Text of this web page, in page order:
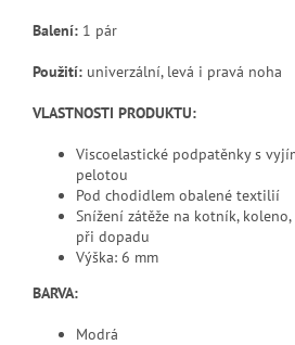
Balení: 1 pár
Použití: univerzální, levá i pravá noha
VLASTNOSTI PRODUKTU:
Viscoelastické podpatěnky s
pelotou
Pod chodidlem obalené textilií
Snížení zátěže na kotník,
při dopadu
Výška: 6 mm
BARVA:
Modrá